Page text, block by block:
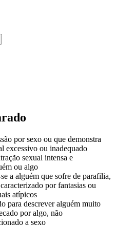
por sexo ou que demonstra
excessivo ou inadequado
sexual intensa e
ou algo
a alguém que sofre de parafilia,
por fantasias ou
atípicos
para descrever alguém muito
por algo, não
a sexo